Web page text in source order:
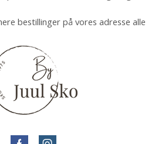
bestillinger på vores adresse alle